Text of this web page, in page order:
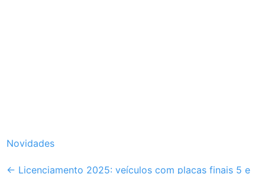
Novidades
Post
← Licenciamento 2025: veículos com placas finais 5 e